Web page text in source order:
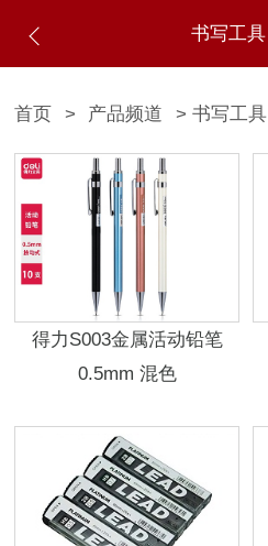
书写工具
首页 > 产品频道 > 书写工具
得力S003金属活动铅笔
0.5mm 混色